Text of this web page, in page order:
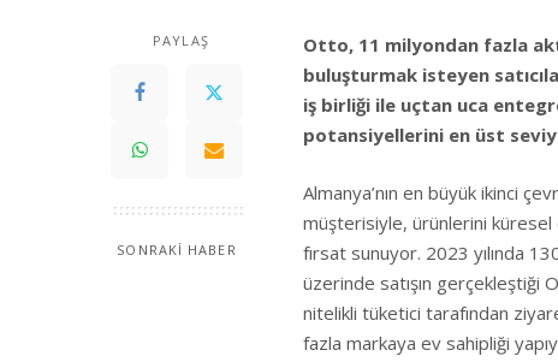
PAYLAŞ
SONRAKİ HABER
Otto, 11 milyondan fazla
buluşturmak isteyen
iş birliği ile uçtan uca
potansiyellerini en üst
Almanya’nın en büyük ikinci
müşterisiyle, ürünlerini küresel
fırsat sunuyor. 2023 yılında
üzerinde satışın gerçekleştiği
nitelikli tüketici tarafından
fazla markaya ev sahipliği